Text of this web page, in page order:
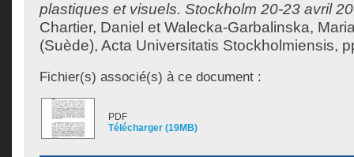
plastiques et visuels. Stockholm 20-23 avril
Chartier, Daniel et Walecka-Garbalinska,
(Suède), Acta Universitatis Stockholmiensis,
Fichier(s) associé(s) à ce document :
PDF
Télécharger (19MB)